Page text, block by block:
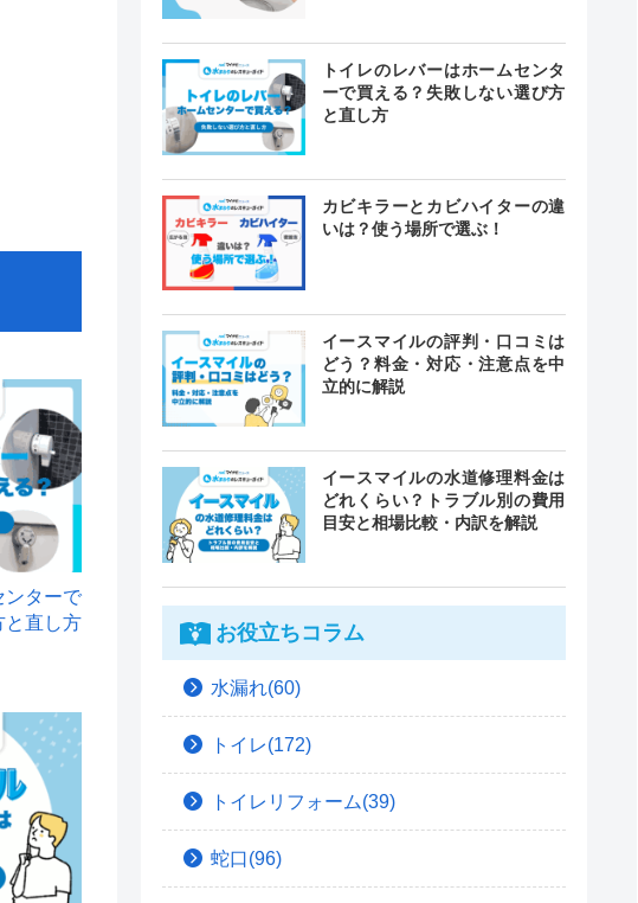
ンターで
と直し方
トイレのレバーはホームセンタ
ーで買える？失敗しない選び方
と直し方
カビキラーとカビハイターの違
いは？使う場所で選ぶ！
イースマイルの評判・口コミは
どう？料金・対応・注意点を中
立的に解説
イースマイルの水道修理料金は
どれくらい？トラブル別の費用
目安と相場比較・内訳を解説
お役立ちコラム
水漏れ(60)
トイレ(172)
トイレリフォーム(39)
蛇口(96)